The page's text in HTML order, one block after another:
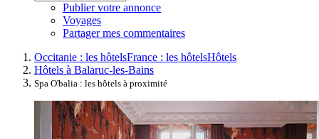
Publier votre annonce
Voyages
Partager mes commentaires
Occitanie : les hôtelsFrance : les hôtelsHôtels
Hôtels à Balaruc-les-Bains
Spa O'balia : les hôtels à proximité